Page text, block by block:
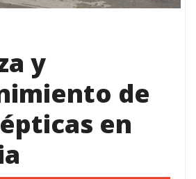
y
de
en